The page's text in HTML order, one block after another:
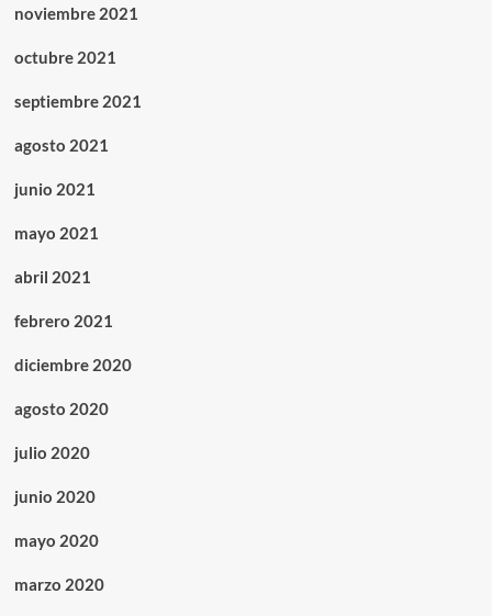
noviembre 2021
octubre 2021
septiembre 2021
agosto 2021
junio 2021
mayo 2021
abril 2021
febrero 2021
diciembre 2020
agosto 2020
julio 2020
junio 2020
mayo 2020
marzo 2020